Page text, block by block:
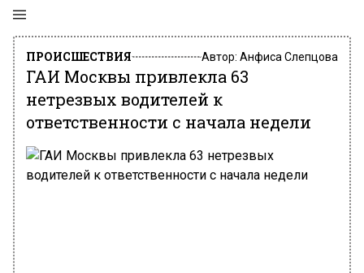
ПРОИСШЕСТВИЯ Автор: Анфиса Слепцова
ГАИ Москвы привлекла 63
нетрезвых водителей к
ответственности с начала недели